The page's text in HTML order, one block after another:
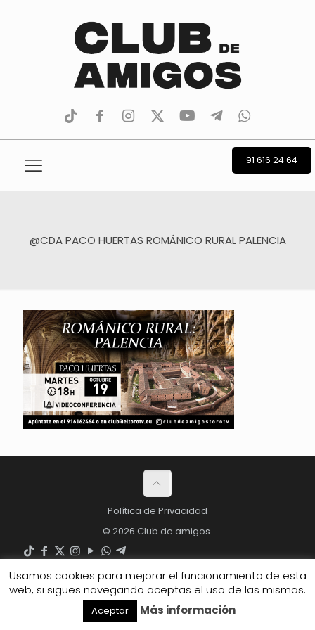
tiktokfacebookinstagram
TwitterYoutubeTelegramwhatsapp
91 616 24 64
@CDA PACO HUERTAS ROMÁNICO RURAL PALENCIA
Política de Privacidad
© 2026 Club de amigos.
Usamos cookies para mejorar el funcionamiento de esta
web, si sigues navegando aceptas el uso de las mismas.
Aceptar Más información